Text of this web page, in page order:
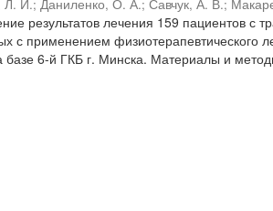
Л. И.;Даниленко, О. А.;Савчук, А. В.;
результатов лечения 159 пациентов с
с применением физиотерапевтического
базе 6-й ГКБ г. Минска. Материалы и